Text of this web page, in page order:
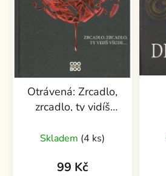
Otrávená: Zrcadlo,
zrcadlo, ty vidíš
Skladem (4 ks)
99 Kč